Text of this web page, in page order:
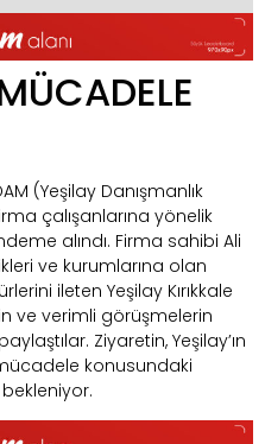
(Yeşilay Danışmanlık
çalışanlarına yönelik
alındı. Firma sahibi Ali
ve kurumlarına olan
ileten Yeşilay Kırıkkale
ve verimli görüşmelerin
Ziyaretin, Yeşilay’ın
mücadele konusundaki